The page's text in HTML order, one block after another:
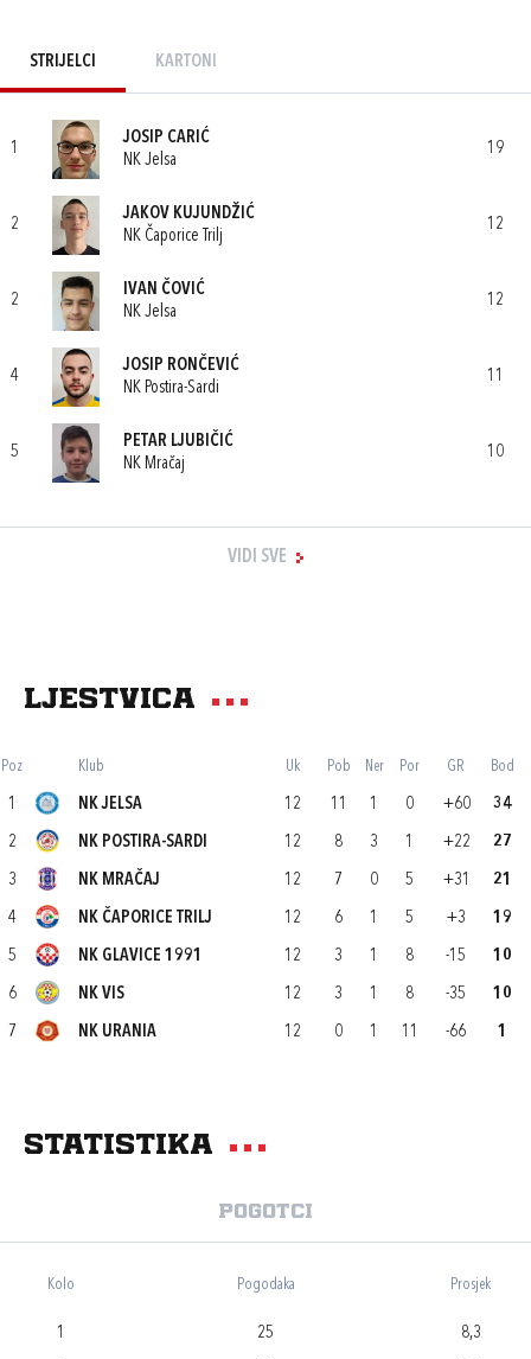
STRIJELCI KARTONI
1
JOSIP CARIĆ
NK Jelsa
19
2
JAKOV KUJUNDŽIĆ
NK Čaporice Trilj
12
2
IVAN ČOVIĆ
NK Jelsa
12
4
JOSIP RONČEVIĆ
NK Postira-Sardi
11
5
PETAR LJUBIČIĆ
NK Mračaj
10
VIDI SVE
Ljestvica
Poz Klub Uk Pob Ner Por GR Bod
1 NK JELSA 12 11 1 0 +60 34
2 NK POSTIRA-SARDI 12 8 3 1 +22 27
3 NK MRAČAJ 12 7 0 5 +31 21
4 NK ČAPORICE TRILJ 12 6 1 5 +3 19
5 NK GLAVICE 1991 12 3 1 8 -15 10
6 NK VIS 12 3 1 8 -35 10
7 NK URANIA 12 0 1 11 -66 1
Statistika
Pogotci
Kolo Pogodaka Prosjek
1 25
8,3